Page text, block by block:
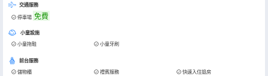
交通服務
停車場 免費
小童設施
小童拖鞋 小童牙刷
前台服務
儲物櫃 禮賓服務
快速入住退房